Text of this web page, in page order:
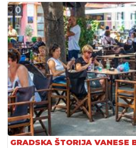
GRADSKA ŠTORIJA VANESE